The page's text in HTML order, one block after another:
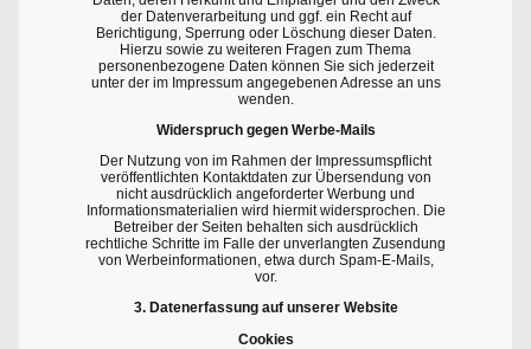
der Datenverarbeitung und ggf. ein Recht auf
Berichtigung, Sperrung oder Löschung dieser Daten.
Hierzu sowie zu weiteren Fragen zum Thema
personenbezogene Daten können Sie sich jederzeit
unter der im Impressum angegebenen Adresse an uns
wenden.
Widerspruch gegen Werbe-Mails
Der Nutzung von im Rahmen der Impressumspflicht
veröffentlichten Kontaktdaten zur Übersendung von
nicht ausdrücklich angeforderter Werbung und
Informationsmaterialien wird hiermit widersprochen. Die
Betreiber der Seiten behalten sich ausdrücklich
rechtliche Schritte im Falle der unverlangten Zusendung
von Werbeinformationen, etwa durch Spam-E-Mails,
vor.
3. Datenerfassung auf unserer Website
Cookies